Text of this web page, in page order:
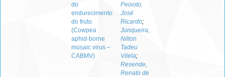
do
endurecimento
do fruto
(Cowpea
aphid-borne
mosaic virus –
CABMV)
Peixoto,
José
Ricardo;
Junqueira,
Nilton
Tadeu
Vilela;
Resende,
Renato de